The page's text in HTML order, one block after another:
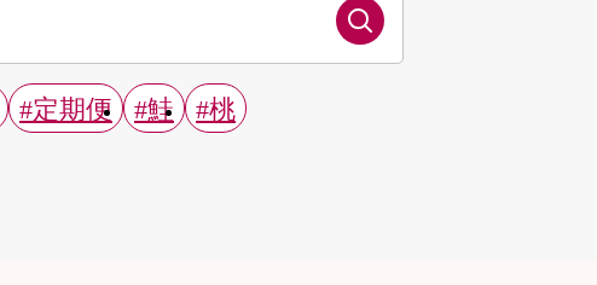
#定期便 #鮭
#桃